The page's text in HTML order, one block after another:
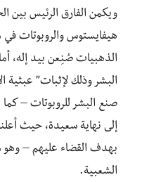
ويكمن الفارق الرئيس بين
الذهبيات صُنِعن بيد إله،
البشر وذلك لإثبات”
صنع البشر للروبوتات –
إلى نهاية سعيدة، حيث
بهدف القضاء عليهم – وهو
الشعبية.